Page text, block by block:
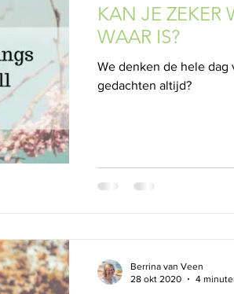
KAN JE ZEKER
WAAR IS?
We denken de hele dag
gedachten altijd?
Berrina van Veen
28 okt 2020
4